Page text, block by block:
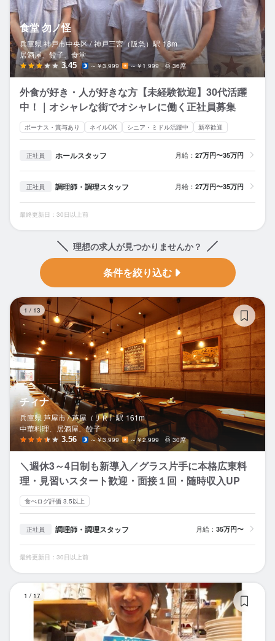
食堂 勿ノ怪
兵庫県 神戸市中央区 / 神戸三宮（阪急）駅 18m
居酒屋、餃子、食堂
3.45 ～￥3,999 ～￥1,999 36席
外食が好き・人が好きな方【未経験歓迎】30代活躍
中！｜オシャレな街でオシャレに働く正社員募集
ボーナス・賞与あり ネイルOK シニア・ミドル活躍中 新卒歓迎
正社員 ホールスタッフ 月給： 27万円〜35万円
正社員 調理師・調理スタッフ 月給： 27万円〜35万円
最終更新日：30日以上前
理想の求人が見つかりませんか？
条件を絞り込む
1 / 13
チィナ
兵庫県 芦屋市 / 芦屋（ＪＲ）駅 161m
中華料理、居酒屋、餃子
3.56 ～￥3,999 ～￥2,999 30席
＼週休3～4日制も新導入／グラス片手に本格広東料
理・見習いスタート歓迎・面接１回・随時収入UP
食べログ評価 3.5以上
正社員 調理師・調理スタッフ 月給： 35万円〜
最終更新日：30日以上前
1 / 17